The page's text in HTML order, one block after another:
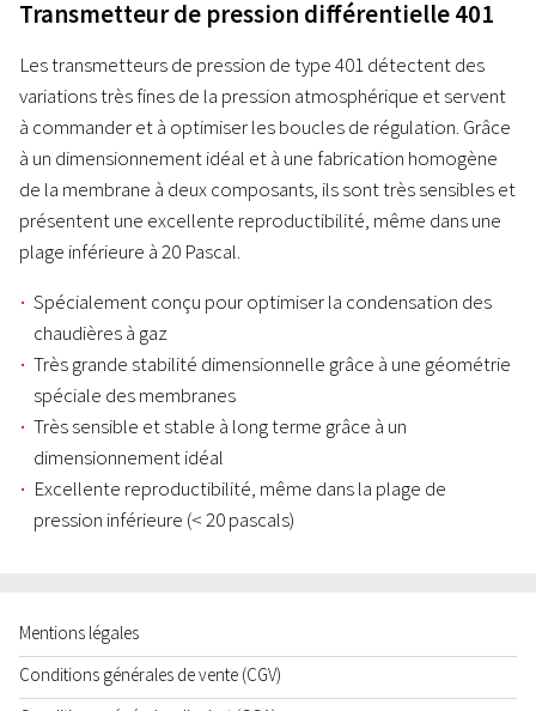
Transmetteur de pression différentielle 401
Les transmetteurs de pression de type 401 détectent des
variations très fines de la pression atmosphérique et servent
à commander et à optimiser les boucles de régulation. Grâce
à un dimensionnement idéal et à une fabrication homogène
de la membrane à deux composants, ils sont très sensibles et
présentent une excellente reproductibilité, même dans une
plage inférieure à 20 Pascal.
Spécialement conçu pour optimiser la condensation des
chaudières à gaz
Très grande stabilité dimensionnelle grâce à une géométrie
spéciale des membranes
Très sensible et stable à long terme grâce à un
dimensionnement idéal
Excellente reproductibilité, même dans la plage de
pression inférieure (< 20 pascals)
Mentions légales
Conditions générales de vente (CGV)